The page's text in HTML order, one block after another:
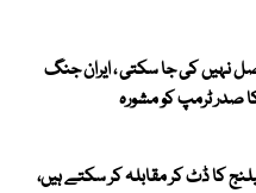
نہیں کی جا سکتی ، ایران جنگ
صدر ٹرمپ کو مشورہ
کا ڈٹ کر مقابلہ کر سکتے ہیں،